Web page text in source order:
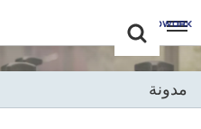
+86 -18681515767
English
مدونة